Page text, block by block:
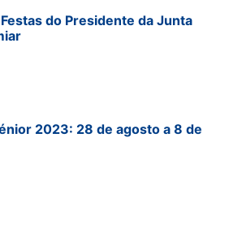
do Presidente da Junta
2023: 28 de agosto a 8 de